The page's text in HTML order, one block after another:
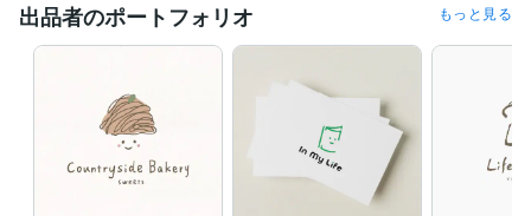
ロゴ デザイン イラ
出品者のポートフォリオ もっと見る